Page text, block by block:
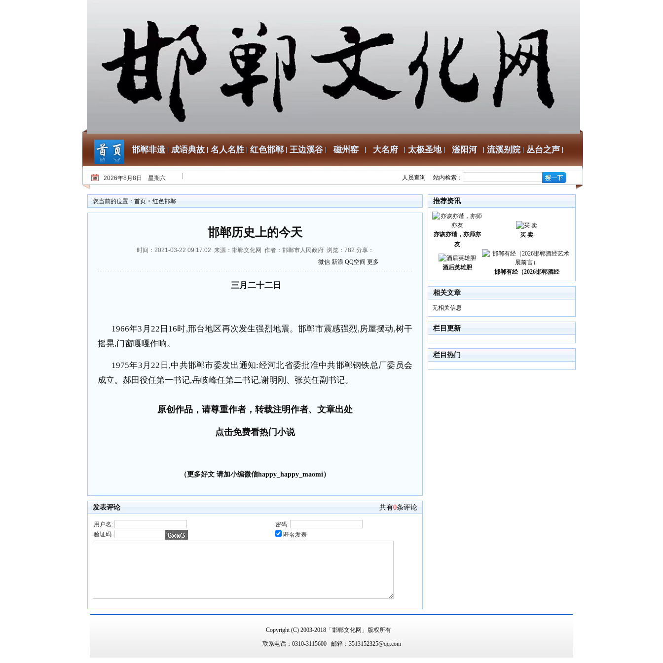
邯郸非遗 成语典故 名人名胜 红色邯郸 王边溪谷 磁州窑 大名府 太极圣地 滏阳河 流溪别院 丛台之声
2026年8月8日 星期六 人员查询 站内检索：
您当前的位置： 首页 > 红色邯郸
邯郸历史上的今天
时间：2021-03-22 09:17:02 来源：邯郸文化网 作者：邯郸市人民政府 浏览： 782 分享：
微信 新浪 QQ空间 更多
三月二十二日
1966年3 月 22 日 16时,邢台地区再次发生强烈地震。邯郸市震感强烈,房屋摆动,树干
摇晃,门窗嘎嘎作响。
1975年3 月22 日 ,中共邯郸市委发出通知:经河北省委批准中共邯郸钢铁总厂委员会
成立。郝田役任第一书记,岳岐峰任第二书记,谢明刚、张英任副书记。
原创作品，请尊重作者，转载注明作者、文章出处
点击免费看热门小说
（更多好文 请加小编微信happy_happy_maomi）
发表评论 共有0条评论
用户名:
密码:
验证码:
匿名发表
推荐资讯
亦诙亦谐，亦师亦
友
买 卖
酒后英雄胆
邯郸有经（2026邯郸酒经
相关文章
无相关信息
栏目更新
栏目热门
Copyright (C) 2003-2018「邯郸文化网」版权所有
联系电话：0310-3115600 邮箱：3513152325@qq.com